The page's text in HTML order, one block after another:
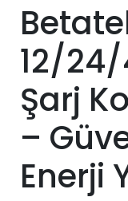
12/
Şarj
–
Enerji